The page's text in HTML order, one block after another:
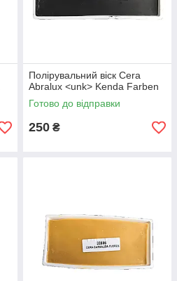
Полірувальний віск Cera
Abralux <unk> Kenda Farben
Готово до відправки
250 ₴